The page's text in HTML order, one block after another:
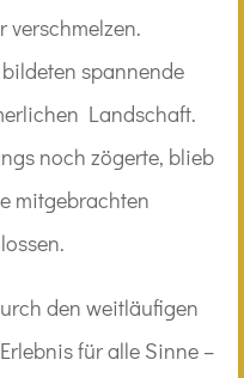
spannende
Landschaft.
noch zögerte, blieb
mitgebrachten
den weitläufigen
für alle Sinne –